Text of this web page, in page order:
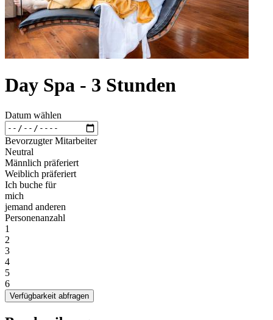
Day Spa - 3 Stunden
Datum wählen
Bevorzugter Mitarbeiter
Neutral
Männlich präferiert
Weiblich präferiert
Ich buche für
mich
jemand anderen
Personenanzahl
1
2
3
4
5
6
Verfügbarkeit abfragen